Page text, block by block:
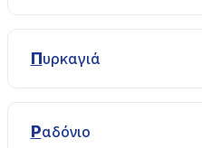
Πυρκαγιά
Ραδόνιο